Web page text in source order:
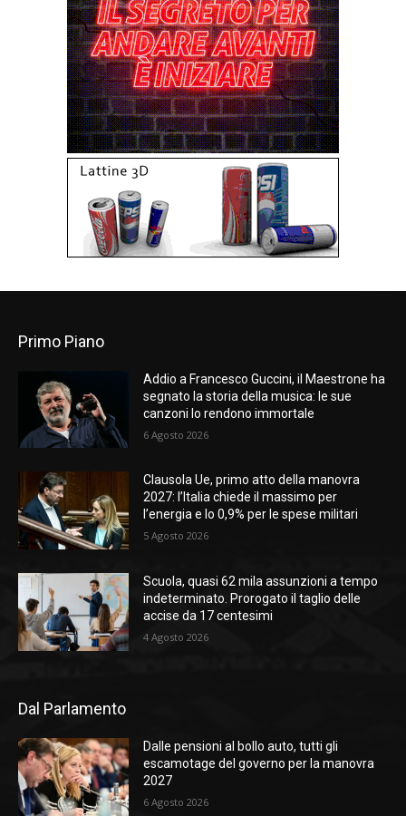
Primo Piano
Addio a Francesco Guccini, il Maestrone ha
segnato la storia della musica: le sue
canzoni lo rendono immortale
6 Agosto 2026
Clausola Ue, primo atto della manovra
2027: l’Italia chiede il massimo per
l’energia e lo 0,9% per le spese militari
5 Agosto 2026
Scuola, quasi 62 mila assunzioni a tempo
indeterminato. Prorogato il taglio delle
accise da 17 centesimi
4 Agosto 2026
Dal Parlamento
Dalle pensioni al bollo auto, tutti gli
escamotage del governo per la manovra
2027
6 Agosto 2026